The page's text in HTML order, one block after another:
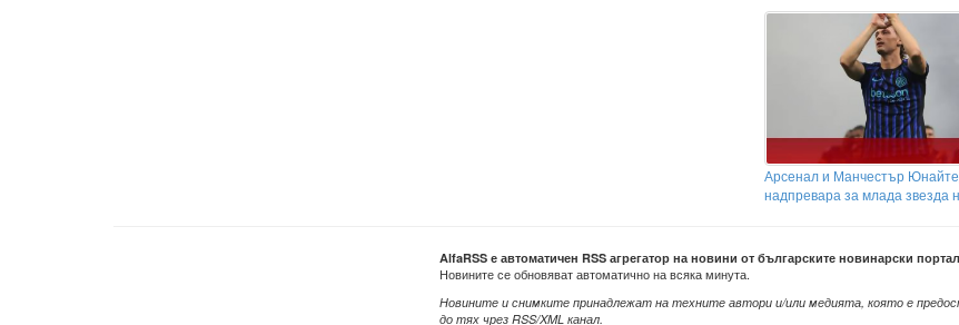
Арсенал и Манчестър
надпревара за млада звезда
AlfaRSS е автоматичен RSS агрегатор на новини от българските новинарски
Новините се обновяват автоматично на всяка минута.
Новините и снимките принадлежат на техните автори и/или медията, която е
до тях чрез RSS/XML канал.